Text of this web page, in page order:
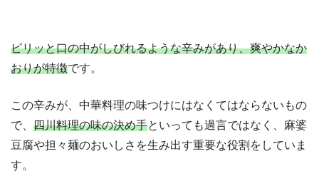
ピリッと口の中がしびれるような辛みがあり、爽やかなか
おりが特徴です。
この辛みが、中華料理の味つけにはなくてはならないもの
で、 四川料理の味の決め手といっても過言ではなく、麻婆
豆腐や担々麺のおいしさを生み出す重要な役割をしていま
す。